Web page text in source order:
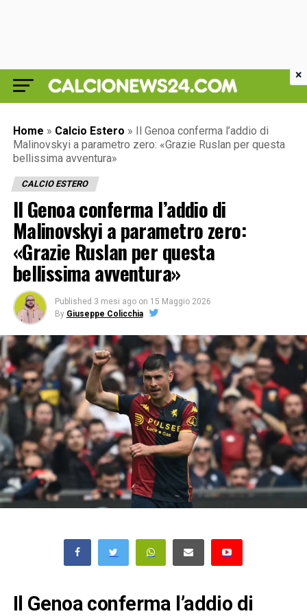
Home » Calcio Estero » Il Genoa conferma l’addio di
Malinovskyi a parametro zero: «Grazie Ruslan per questa
bellissima avventura»
CALCIO ESTERO
Il Genoa conferma l’addio di
Malinovskyi a parametro zero:
«Grazie Ruslan per questa
bellissima avventura»
Published 3 mesi ago on 15 Maggio 2026
By Giuseppe Colicchia
Il Genoa conferma l’addio di
×